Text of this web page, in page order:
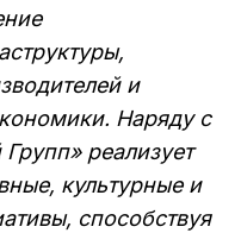
и
Наряду с
реализует
культурные и
способствуя